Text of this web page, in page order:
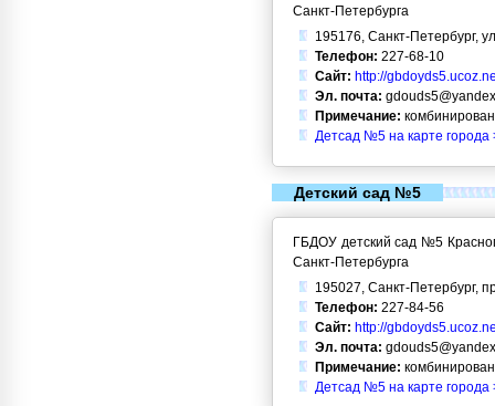
Санкт-Петербурга
195176, Санкт-Петербург,
Телефон: 227-68-10
Сайт: http://
Эл. почта:
Примечание:
Детсад №5 на карте города
Детский сад №5
ГБДОУ детский сад №5
Санкт-Петербурга
195027, Санкт-Петербург,
Телефон: 227-84-56
Сайт: http://
Эл. почта:
Примечание:
Детсад №5 на карте города